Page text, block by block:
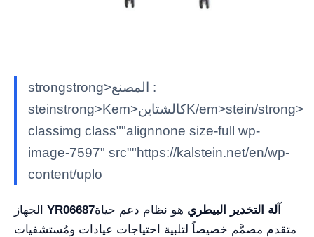
strongstrong>المصنع :
steinstrong>Kem>كالشتاينK/em>stein/strong>
classimg class""alignnone size-full wp-
image-7597" src""https://kalstein.net/en/wp-
content/uplo
YR06687 آلة التخدير البيطري هو نظام دعم حياة
متقدم مصمَّم خصيصاً لتلبية احتياجات عيادات ومُستشفيات